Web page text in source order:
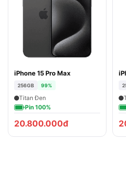
iPhone 15 Pro Max
256GB 99%
Titan Đen
Pin 100%
20.800.000đ